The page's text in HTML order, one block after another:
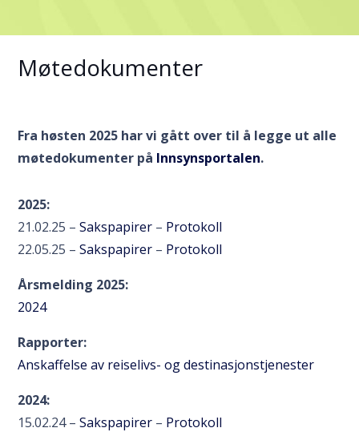
Møtedokumenter
Fra høsten 2025 har vi gått over til å legge ut alle
møtedokumenter på Innsynsportalen.
2025:
21.02.25 –Sakspapirer – Protokoll
22.05.25 –Sakspapirer – Protokoll
Årsmelding 2025:
2024
Rapporter:
Anskaffelse av reiselivs- og destinasjonstjenester
2024:
15.02.24 –Sakspapirer – Protokoll